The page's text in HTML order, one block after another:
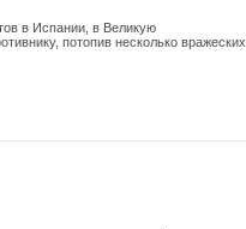
в Испании, в Великую
потопив несколько вражеских